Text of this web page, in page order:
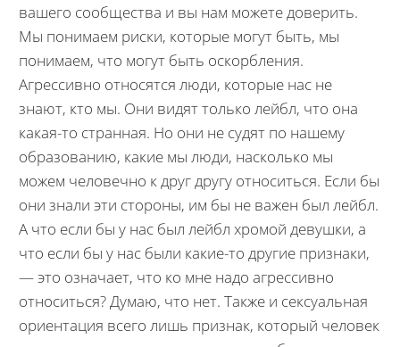
вашего сообщества и вы нам можете доверить.
Мы понимаем риски, которые могут быть, мы
понимаем, что могут быть оскорбления.
Агрессивно относятся люди, которые нас не
знают, кто мы. Они видят только лейбл, что она
какая-то странная. Но они не судят по нашему
образованию, какие мы люди, насколько мы
можем человечно к друг другу относиться. Если бы
они знали эти стороны, им бы не важен был лейбл.
А что если бы у нас был лейбл хромой девушки, а
что если бы у нас были какие-то другие признаки,
— это означает, что ко мне надо агрессивно
относиться? Думаю, что нет. Также и сексуальная
ориентация всего лишь признак, который человек